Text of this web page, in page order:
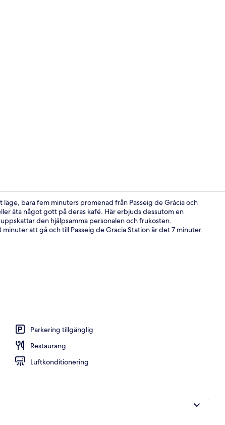
Duntäcken,
bara fem minuters promenad från Passeig de Gràcia och
äta något gott på deras kafé. Här erbjuds dessutom en
den hjälpsamma personalen och frukosten.
att gå och till Passeig de Gracia Station är det 7 minuter.
Parkering tillgänglig
Restaurang
Luftkonditionering